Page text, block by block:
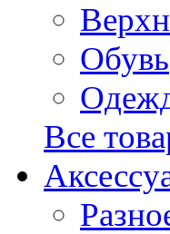
Обувь
Все